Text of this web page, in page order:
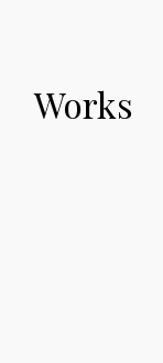
Works